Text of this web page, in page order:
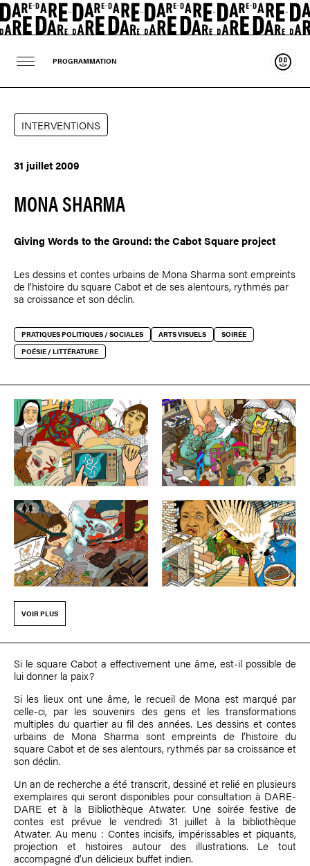
PROGRAMMATION
INTERVENTIONS
31 juillet 2009
MONA SHARMA
Giving Words to the Ground: the Cabot Square project
Les dessins et contes urbains de Mona Sharma sont empreints
de l’histoire du square Cabot et de ses alentours, rythmés par
sa croissance et son déclin.
PRATIQUES POLITIQUES / SOCIALES ARTS VISUELS
SOIRÉE
POÉSIE / LITTÉRATURE
VOIR PLUS
Si le square Cabot a effectivement une âme, est-il possible de
lui donner la paix?
Si les lieux ont une âme, le recueil de Mona est marqué par
celle-ci, par les souvenirs des gens et les transformations
multiples du quartier au fil des années. Les dessins et contes
urbains de Mona Sharma sont empreints de l’histoire du
square Cabot et de ses alentours, rythmés par sa croissance et
son déclin.
Un an de recherche a été transcrit, dessiné et relié en plusieurs
exemplaires qui seront disponibles pour consultation à DARE-
DARE et à la Bibliothèque Atwater. Une soirée festive de
contes est prévue le vendredi 31 juillet à la bibliothèque
Atwater. Au menu : Contes incisifs, impérissables et piquants,
projection et histoires autour des illustrations. Le tout
accompagné d’un délicieux buffet indien.